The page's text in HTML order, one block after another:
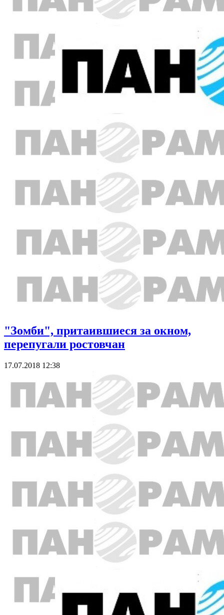
"Зомби", притаившиеся за окном,
перепугали ростовчан
17.07.2018 12:38